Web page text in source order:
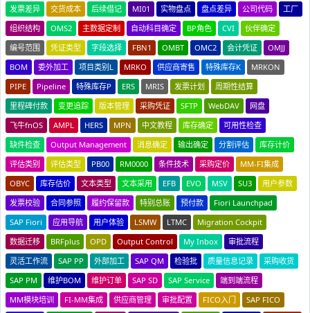
发票差异
交货成本 后续借记 MI01 实物盘点 盘点差异 公司代码
工厂
组织结构
OMS2 主数据定制 自动科目确定 BP角色 CVI
伙伴确定
编号范围
凭证类型 字段选择 FBN1 OMBT OMC2 会计凭证
OMJJ
BOM
委外加工 项目类别L MRKO 供应商寄售 特殊库存K
MRKON
PIPE
Pipeline 特殊库存P ERS MRIS 发票计划
周期性结算
里程碑付款
变更追踪 版本管理 采购凭证 SFTP WebDAV
网盘
飞牛fnOS
AMPL HERS MPN 中文教程 库存确定
可用性检查
缺件检查
Output Management 消息确定 输出确定 分割评估
库存计价
评估类别
评估类型 PB00 RM0000 条件技术 采购定价
MM-FI集成
OBYC
库存估价 文本类型 文本采用 EFB EVO MSV SU3
用户参数
发票校验
合同参照 履约保留款 特别总账 预付款
Fiori Launchpad
SAP Fiori
应用导航 用户体验 LSMW LTMC
Migration Cockpit
数据迁移
BRFplus OPD Output Control My Inbox
审批流程
灵活工作流
SAP PP 外部加工 SAP QM 检验批 质量信息记录
采购收货
SAP PM
维护BOM 维护订单 SAP SD SAP Service
端到端流程
MM模块培训
FI-MM集成 供应商管理 审批配置 FICO入门
SAP FICO